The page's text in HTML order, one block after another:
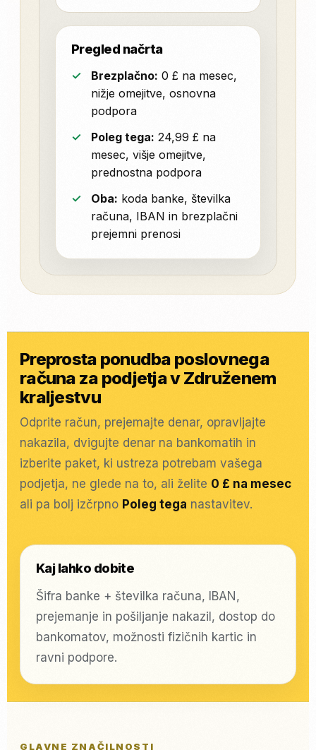
Pregled načrta
Brezplačno: 0 £ na mesec,
nižje omejitve, osnovna
podpora
Poleg tega: 24,99 £ na
mesec, višje omejitve,
prednostna podpora
Oba: koda banke, številka
računa, IBAN in brezplačni
prejemni prenosi
Preprosta ponudba poslovnega
računa za podjetja v Združenem
kraljestvu
Odprite račun, prejemajte denar, opravljajte
nakazila, dvigujte denar na bankomatih in
izberite paket, ki ustreza potrebam vašega
podjetja, ne glede na to, ali želite 0 £ na mesec
ali pa bolj izčrpno Poleg tega nastavitev.
Kaj lahko dobite
Šifra banke + številka računa, IBAN,
prejemanje in pošiljanje nakazil, dostop do
bankomatov, možnosti fizičnih kartic in
ravni podpore.
GLAVNE ZNAČILNOSTI